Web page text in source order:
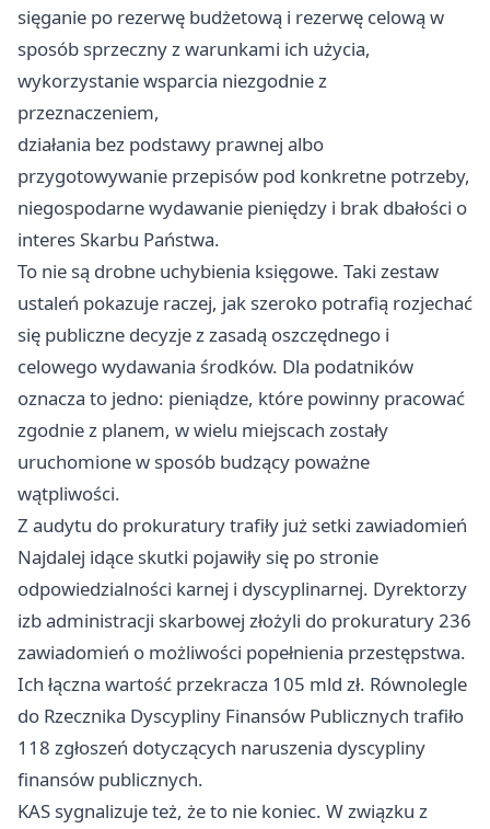
sięganie po rezerwę budżetową i rezerwę celową w
sposób sprzeczny z warunkami ich użycia,
wykorzystanie wsparcia niezgodnie z
przeznaczeniem,
działania bez podstawy prawnej albo
przygotowywanie przepisów pod konkretne potrzeby,
niegospodarne wydawanie pieniędzy i brak dbałości o
interes Skarbu Państwa.
To nie są drobne uchybienia księgowe. Taki zestaw
ustaleń pokazuje raczej, jak szeroko potrafią rozjechać
się publiczne decyzje z zasadą oszczędnego i
celowego wydawania środków. Dla podatników
oznacza to jedno: pieniądze, które powinny pracować
zgodnie z planem, w wielu miejscach zostały
uruchomione w sposób budzący poważne
wątpliwości.
Z audytu do prokuratury trafiły już setki zawiadomień
Najdalej idące skutki pojawiły się po stronie
odpowiedzialności karnej i dyscyplinarnej. Dyrektorzy
izb administracji skarbowej złożyli do prokuratury 236
zawiadomień o możliwości popełnienia przestępstwa.
Ich łączna wartość przekracza 105 mld zł. Równolegle
do Rzecznika Dyscypliny Finansów Publicznych trafiło
118 zgłoszeń dotyczących naruszenia dyscypliny
finansów publicznych.
KAS sygnalizuje też, że to nie koniec. W związku z